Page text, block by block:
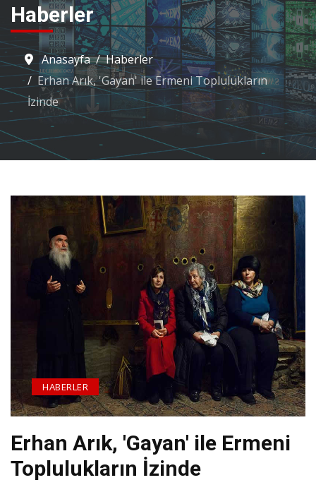
Haberler
Anasayfa
Haberler
Erhan Arık, 'Gayan' ile Ermeni Toplulukların
İzinde
Erhan Arık, 'Gayan' ile Ermeni
Toplulukların İzinde
HABERLER